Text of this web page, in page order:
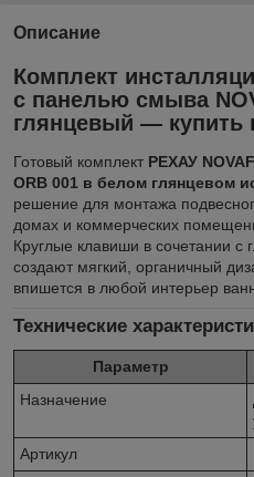
Описание
Комплект
с панелью смыва
глянцевый — купить
Готовый комплект РЕХАУ
ORB 001 в белом глянцевом
решение для монтажа
домах и коммерческих
Круглые клавиши в сочетании с
создают мягкий, органичный
впишется в любой интерьер
Технические
Параметр
Назначение
Артикул